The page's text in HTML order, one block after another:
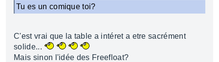
Tu es un comique toi?
C'est vrai que la table a intéret a etre sacrément
solide...
Mais sinon l'idée des Freefloat?